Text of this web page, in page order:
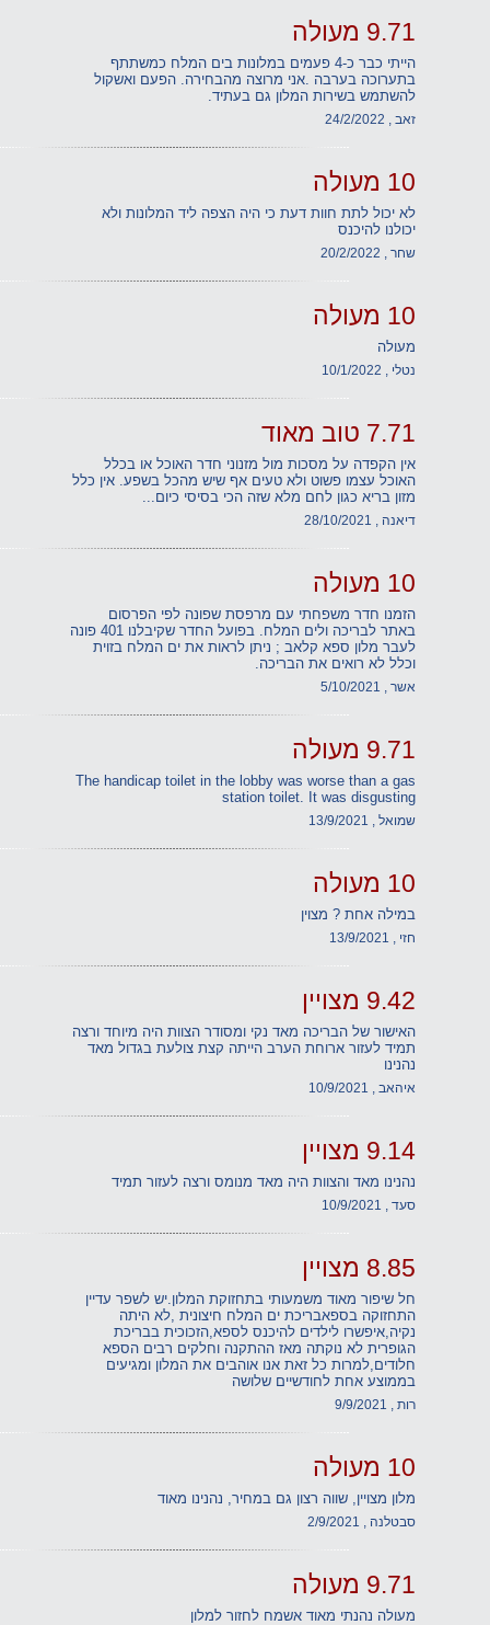
9.71 מעולה
הייתי כבר כ-4 פעמים במלונות בים המלח כמשתתף
בתערוכה בערבה .אני מרוצה מהבחירה. הפעם ואשקול
להשתמש בשירות המלון גם בעתיד.
זאב , 24/2/2022
10 מעולה
לא יכול לתת חוות דעת כי היה הצפה ליד המלונות ולא
יכולנו להיכנס
שחר , 20/2/2022
10 מעולה
מעולה
נטלי , 10/1/2022
7.71 טוב מאוד
אין הקפדה על מסכות מול מזנוני חדר האוכל או בכלל
האוכל עצמו פשוט ולא טעים אף שיש מהכל בשפע. אין כלל
מזון בריא כגון לחם מלא שזה הכי בסיסי כיום...
דיאנה , 28/10/2021
10 מעולה
הזמנו חדר משפחתי עם מרפסת שפונה לפי הפרסום
באתר לבריכה ולים המלח. בפועל החדר שקיבלנו 401 פונה
לעבר מלון ספא קלאב ; ניתן לראות את ים המלח בזוית
וכלל לא רואים את הבריכה.
אשר , 5/10/2021
9.71 מעולה
The handicap toilet in the lobby was worse than a gas
station toilet. It was disgusting
שמואל , 13/9/2021
10 מעולה
במילה אחת ? מצוין
חזי , 13/9/2021
9.42 מצויין
האישור של הבריכה מאד נקי ומסודר הצוות היה מיוחד ורצה
תמיד לעזור ארוחת הערב הייתה קצת צולעת בגדול מאד
נהנינו
איהאב , 10/9/2021
9.14 מצויין
נהנינו מאד והצוות היה מאד מנומס ורצה לעזור תמיד
סעד , 10/9/2021
8.85 מצויין
חל שיפור מאוד משמעותי בתחזוקת המלון.יש לשפר עדיין
התחזוקה בספאבריכת ים המלח חיצונית ,לא היתה
נקיה,איפשרו לילדים להיכנס לספא,הזכוכית בבריכת
הגופרית לא נוקתה מאז ההתקנה וחלקים רבים הספא
חלודים,למרות כל זאת אנו אוהבים את המלון ומגיעים
בממוצע אחת לחודשיים שלושה
רות , 9/9/2021
10 מעולה
מלון מצויין, שווה רצון גם במחיר, נהנינו מאוד
סבטלנה , 2/9/2021
9.71 מעולה
מעולה נהנתי מאוד אשמח לחזור למלון